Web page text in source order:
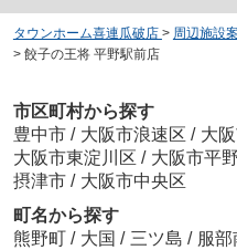
タウンホーム喜連瓜破店 > 周辺施設
> 餃子の王将 平野駅前店
市区町村から探す
豊中市 / 大阪市浪速区 / 大
大阪市東淀川区 / 大阪市平
摂津市 / 大阪市中央区
町名から探す
熊野町 / 大国 / 三ツ島 / 服